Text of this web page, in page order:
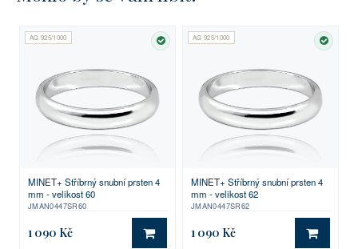
AG 925/1000
SKLADEM
MINET+ Stříbrný snubní prsten 4
mm - velikost 60
JMAN0447SR60
1 090 Kč DO KOŠÍKU
AG 925/1000
MINET+ Stříbrný snubní prsten 4
mm - velikost 62
JMAN0447SR62
1 090 Kč DO